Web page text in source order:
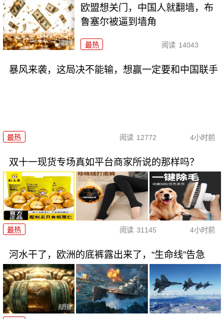
欧盟想关门，中国人就翻墙，布
鲁塞尔被逼到墙角
最热 阅读 14043
暴风来袭，这局决不能输，想赢一定要和中国联手
最热 阅读 12772 4小时前
双十一现货专场真如平台商家所说的那样吗？
最热 阅读 31145 4小时前
河水干了，欧洲的底裤露出来了，“生命线”告急